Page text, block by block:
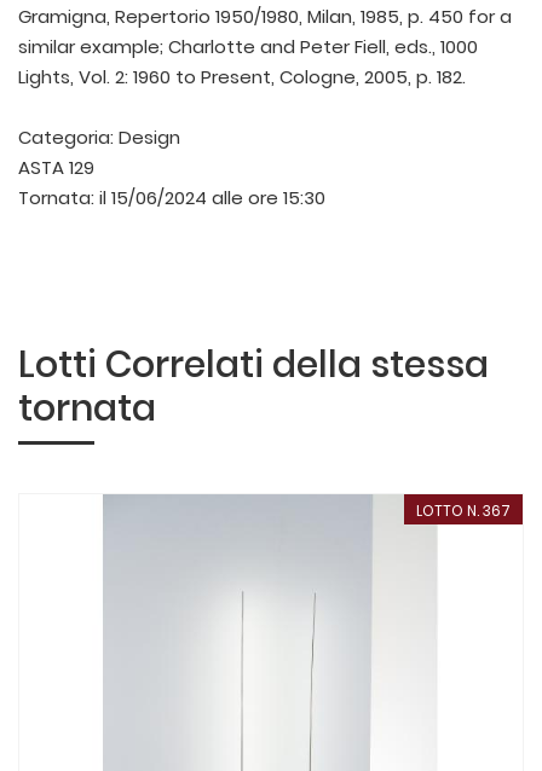
Gramigna, Repertorio 1950/1980, Milan, 1985, p. 450 for a
similar example; Charlotte and Peter Fiell, eds., 1000
Lights, Vol. 2: 1960 to Present, Cologne, 2005, p. 182.
Categoria: Design
ASTA 129
Tornata: il 15/06/2024 alle ore 15:30
Lotti Correlati della stessa
tornata
LOTTO N. 367